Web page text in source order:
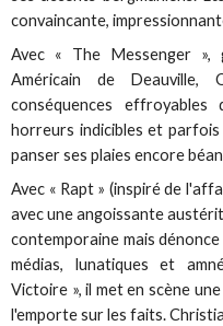
convaincante,
Avec « The Messenger »,
Américain de Deauville,
conséquences
horreurs indicibles et
panser ses plaies encore
Avec « Rapt » (inspiré de
avec une angoissante
contemporaine mais
médias, lunatiques et
Victoire », il met en scène
l'emporte sur les faits.